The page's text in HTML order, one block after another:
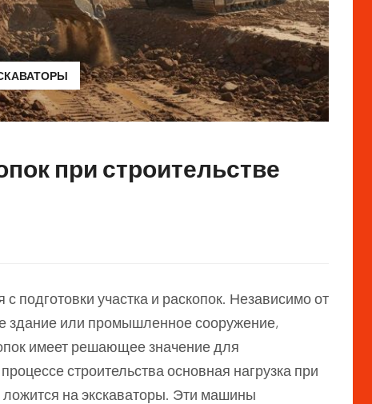
при строительстве
подготовки участка и раскопок. Независимо от
здание или промышленное сооружение,
имеет решающее значение для
строительства основная нагрузка при
на экскаваторы. Эти машины